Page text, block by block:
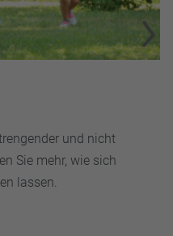
und nicht
Sie mehr, wie sich
lassen.